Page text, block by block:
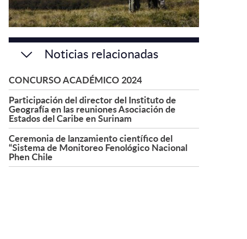
Noticias relacionadas
CONCURSO ACADÉMICO 2024
Participación del director del Instituto de
Geografía en las reuniones Asociación de
Estados del Caribe en Surinam
Ceremonia de lanzamiento científico del
“Sistema de Monitoreo Fenológico Nacional
Phen Chile